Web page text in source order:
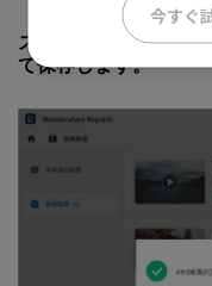
今すぐ
ステップ3、修復され
て保存します。